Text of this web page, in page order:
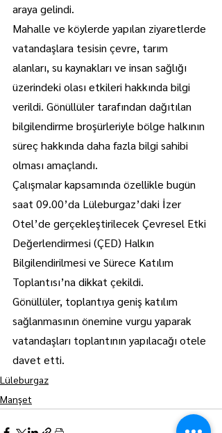
araya gelindi.
Mahalle ve köylerde yapılan ziyaretlerde
vatandaşlara tesisin çevre, tarım
alanları, su kaynakları ve insan sağlığı
üzerindeki olası etkileri hakkında bilgi
verildi. Gönüllüler tarafından dağıtılan
bilgilendirme broşürleriyle bölge halkının
süreç hakkında daha fazla bilgi sahibi
olması amaçlandı.
Çalışmalar kapsamında özellikle bugün
saat 09.00’da Lüleburgaz’daki İzer
Otel’de gerçekleştirilecek Çevresel Etki
Değerlendirmesi (ÇED) Halkın
Bilgilendirilmesi ve Sürece Katılım
Toplantısı’na dikkat çekildi.
Gönüllüler, toplantıya geniş katılım
sağlanmasının önemine vurgu yaparak
vatandaşları toplantının yapılacağı otele
davet etti.
Lüleburgaz
Manşet